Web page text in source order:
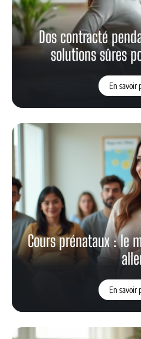
Dos contracté
solutions sûres
En savoir
Cours prénataux : le
En savoir